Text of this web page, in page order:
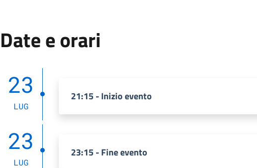
Date e orari
23
LUG
21:15 - Inizio evento
23
LUG
23:15 - Fine evento